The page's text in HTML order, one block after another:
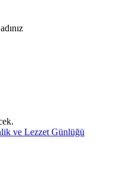
ve Lezzet Günlüğü